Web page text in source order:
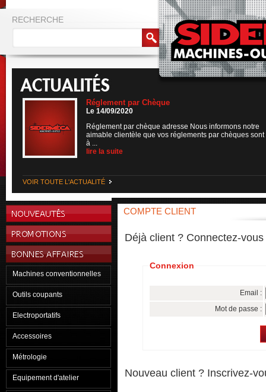
RECHERCHE
Réglement par Chèque
Le 14/09/2020
Réglement par chèque adresse Nous informons notre
aimable clientèle que vos réglements par chèques sont
à ...
lire la suite
VOIR TOUTE L'ACTUALITÉ
Machines conventionnelles
Outils coupants
Electroportatifs
Accessoires
Métrologie
Equipement d'atelier
COMPTE CLIENT
Déjà client ? Connectez-vous
Connexion
Email :
Mot de passe :
Nouveau client ? Inscrivez-